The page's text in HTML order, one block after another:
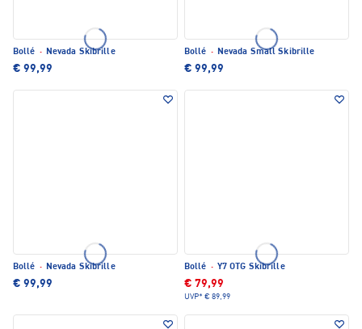
Bollé · Nevada Skibrille
€ 99,99
Bollé · Nevada Small Skibrille
€ 99,99
Bollé · Nevada Skibrille
€ 99,99
Bollé · Y7 OTG Skibrille
€ 79,99
UVP* € 89,99